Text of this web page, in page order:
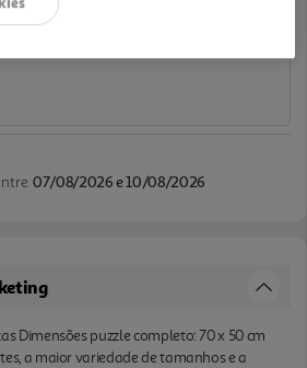
07/08/2026 e 10/08/2026
Dimensões puzzle completo: 70 x 50 cm
a maior variedade de tamanhos e a